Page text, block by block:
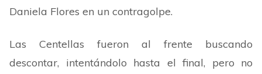
Daniela Flores en un contragolpe.
Las Centellas fueron al frente buscando
descontar, intentándolo hasta el final, pero no